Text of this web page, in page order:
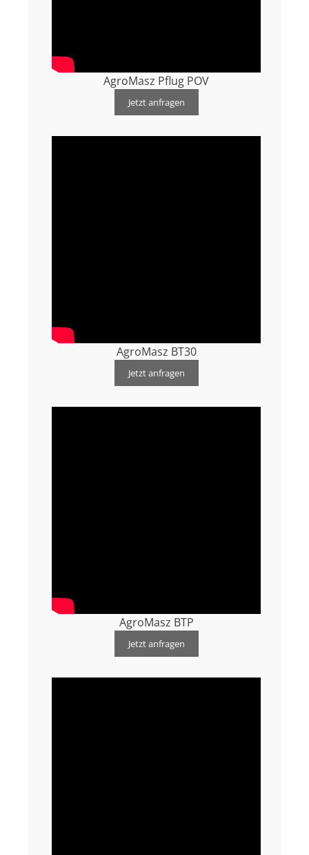
AgroMasz Pflug POV
Jetzt anfragen
AgroMasz BT30
Jetzt anfragen
AgroMasz BTP
Jetzt anfragen